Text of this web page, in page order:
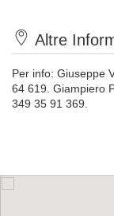
Altre
Per info: Giuseppe
64 619. Giampiero
349 35 91 369.